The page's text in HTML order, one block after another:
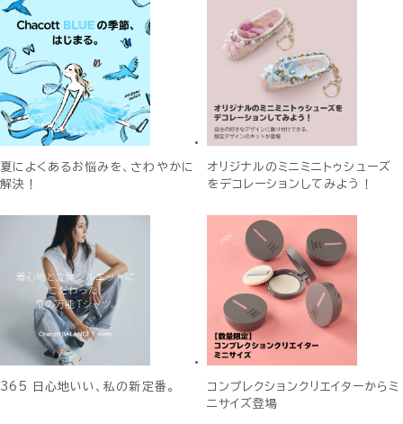
夏によくあるお悩みを、さわやかに
解決！
オリジナルのミニミニトゥシューズ
をデコレーションしてみよう！
365 日心地いい、私の新定番。
コンプレクションクリエイターからミ
ニサイズ登場